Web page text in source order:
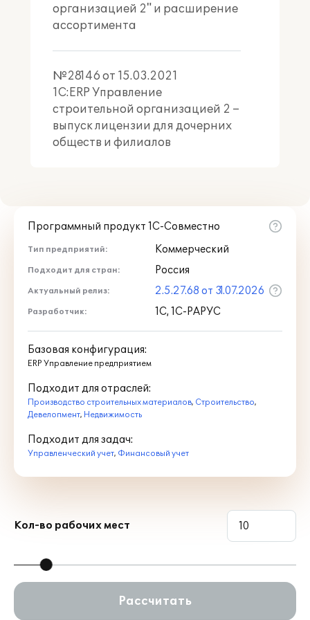
водохранилища
Энергетики и связи
объекты инженерной,
энергетической и
телекоммуникационной
оборонного назначения
объекты агропромышленного
комплекса, специальные и
Основные преимущества
Решение помогает связать строительное
производство, ресурсы, договоры, учет
затрат и финансовый результат в
единой информационной системе.
рентабельности по каждому
Финансовый результат
строительства: от планирования и
исполнения работ до закрытия
организацией 2" и расширение
ассортимента
№28146 от 15.03.2021
1С:ERP Управление
строительной организацией 2 –
выпуск лицензии для дочерних
обществ и филиалов
Программный продукт 1С-Совместно
Тип предприятий: Коммерческий
Подходит для стран: Россия
Актуальный релиз: 2.5.27.68 от 31.07.2026
Разработчик: 1С, 1С-РАРУС
Базовая конфигурация:
ERP Управление предприятием
Подходит для отраслей:
Производство строительных материалов, Строительство,
Девелопмент, Недвижимость
Подходит для задач:
Управленческий учет, Финансовый учет
Кол-во рабочих мест
Рассчитать